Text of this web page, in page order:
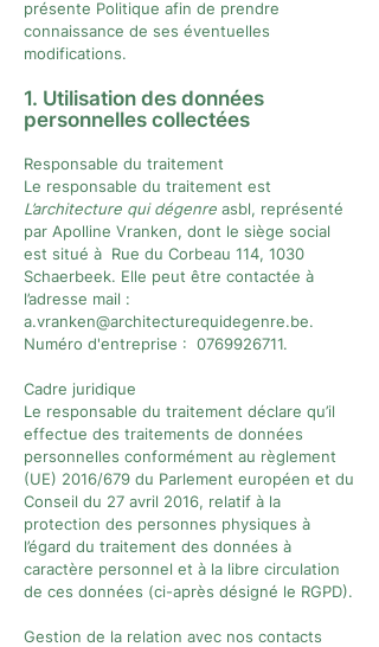
présente Politique afin de prendre
connaissance de ses éventuelles
modifications.
1. Utilisation des données
personnelles collectées
Responsable du traitement
Le responsable du traitement est
L’architecture qui dégenre asbl, représenté
par Apolline Vranken, dont le siège social
est situé à Rue du Corbeau 114, 1030
Schaerbeek. Elle peut être contactée à
l’adresse mail :
a.vranken@architecturequidegenre.be.​
Numéro d'entreprise : 0769926711.
Cadre juridique
Le responsable du traitement déclare qu’il
effectue des traitements de données
personnelles conformément au règlement
(UE) 2016/679 du Parlement européen et du
Conseil du 27 avril 2016, relatif à la
protection des personnes physiques à
l’égard du traitement des données à
caractère personnel et à la libre circulation
de ces données (ci-après désigné le RGPD).
Gestion de la relation avec nos contacts